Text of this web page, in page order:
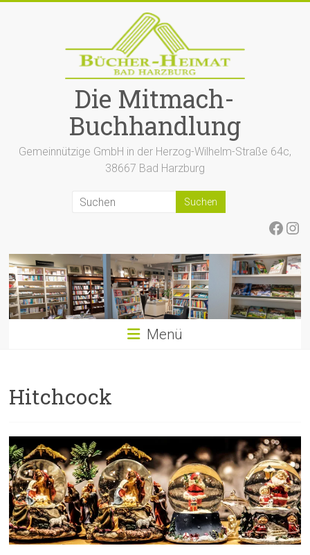
Die Mitmach-
Buchhandlung
Gemeinnützige GmbH in der Herzog-Wilhelm-Straße 64c,
38667 Bad Harzburg
Menü
Hitchcock